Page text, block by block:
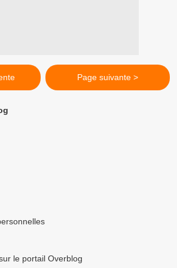
Page suivante >
le portail Overblog